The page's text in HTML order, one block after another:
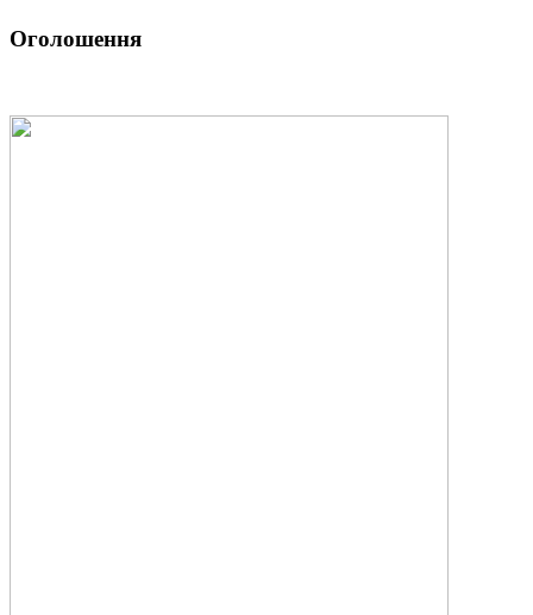
Оголошення